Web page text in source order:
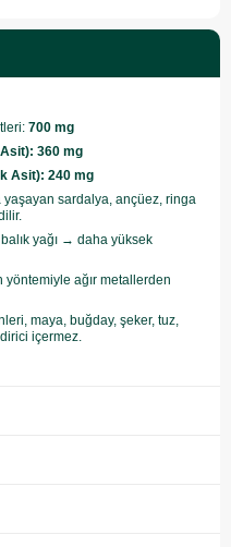
700 mg
360 mg
Asit): 240 mg
yaşayan sardalya, ançüez, ringa
yağı → daha yüksek
yöntemiyle ağır metallerden
maya, buğday, şeker, tuz,
içermez.